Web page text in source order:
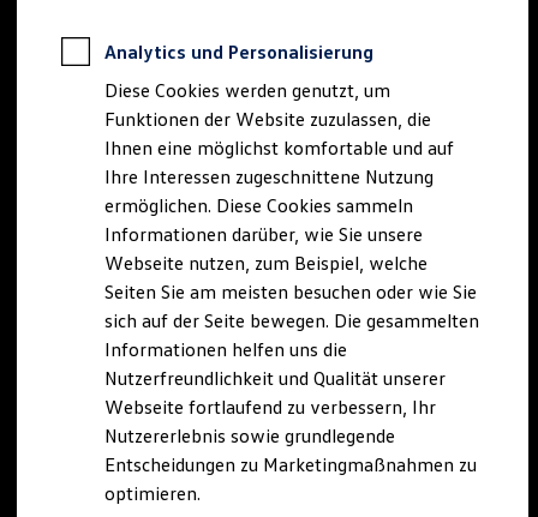
Zertifizierte Gebrauchtwagen
Für Privatkunden
Für Gewerbekunden
Leasing
Für Privatkunden
Für Gewerbekunden
Versicherungen & Garantien
Garantien
Kfz-Versicherung für Nutzfahrzeuge
Restschuldversicherung
Wartungsverträge
Besitzer & Service
Reparatur & Service
Sommer-Special
Reparatur, Pflege & Inspektion
Servicetermin anfragen
Service-Vorteile bei Volkswagen Nutzfahrzeuge
ServicePlus
Economy Service
Räder & Reifen Service
Ersatzfahrzeuge
Analytics und Personalisierung
Diese Cookies werden genutzt, um
Funktionen der Website zuzulassen, die
Ihnen eine möglichst komfortable und auf
Ihre Interessen zugeschnittene Nutzung
ermöglichen. Diese Cookies sammeln
Informationen darüber, wie Sie unsere
Webseite nutzen, zum Beispiel, welche
Seiten Sie am meisten besuchen oder wie Sie
sich auf der Seite bewegen. Die gesammelten
Informationen helfen uns die
Nutzerfreundlichkeit und Qualität unserer
Webseite fortlaufend zu verbessern, Ihr
Nutzererlebnis sowie grundlegende
Entscheidungen zu Marketingmaßnahmen zu
optimieren.